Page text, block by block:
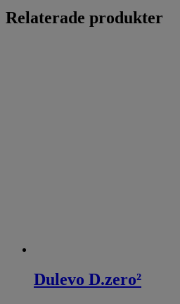
Relaterade produkter
Dulevo D.zero²